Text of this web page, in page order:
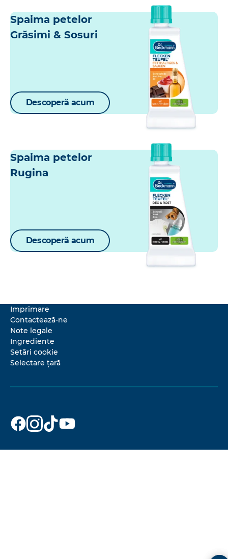
Spaima petelor
Grăsimi & Sosuri
Descoperă acum
Spaima petelor
Rugina
Descoperă acum
Imprimare
Contactează-ne
Note legale
Ingrediente
Setări cookie
Selectare țară
Dr. Beckmann
pe
Dr. Beckmann
pe
Dr. Beckmann
pe